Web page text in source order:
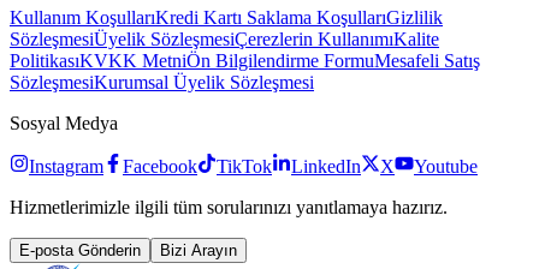
Kullanım KoşullarıKredi Kartı Saklama KoşullarıGizlilik
SözleşmesiÜyelik SözleşmesiÇerezlerin KullanımıKalite
PolitikasıKVKK MetniÖn Bilgilendirme FormuMesafeli Satış
SözleşmesiKurumsal Üyelik Sözleşmesi
Sosyal Medya
Instagram Facebook TikTok LinkedIn X
Youtube
Hizmetlerimizle ilgili tüm sorularınızı yanıtlamaya hazırız.
E-posta Gönderin Bizi Arayın